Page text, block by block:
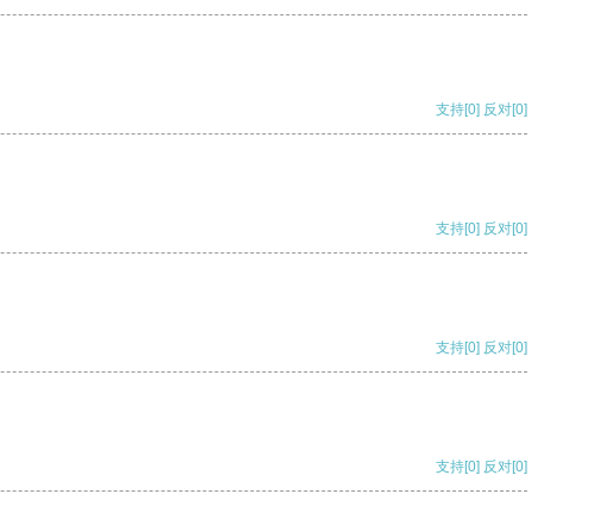
支持[0] 反对[0]
支持[0] 反对[0]
支持[0] 反对[0]
支持[0] 反对[0]